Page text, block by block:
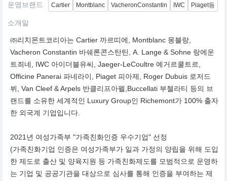
운영브랜드 Cartier Montblanc VacheronConstantin IWC Piaget등
소개말
㈜리치몬트코리아는 Cartier 까르띠에, Montblanc 몽블랑,
Vacheron Constantin 바쉐론콘스탄틴, A. Lange & Sohne 랑에운
트죄네, IWC 아이더블유씨, Jaeger-LeCoultre 예거르쿨트르,
Officine Panerai 파네라이, Piaget 피아제, Roger Dubuis 로저드
뷔, Van Cleef & Arpels 반클리프아펠,Buccellati 부첼라티 등의 브
랜드를 소유한 세계적인 Luxury Group인 Richemont가 100% 출자
한 외국계 기업입니다.
2021년 여성가족부 "가족친화인증 우수기업" 선정
(가족친화기업 인증은 여성가족부가 일과 가정의 양립을 위해 도입
한 제도로 출산 및 양육지원 등 가족친화제도를 모범적으로 운영하
는 기업 및 공공기관을 대상으로 심사를 통해 인증을 부여하는 제